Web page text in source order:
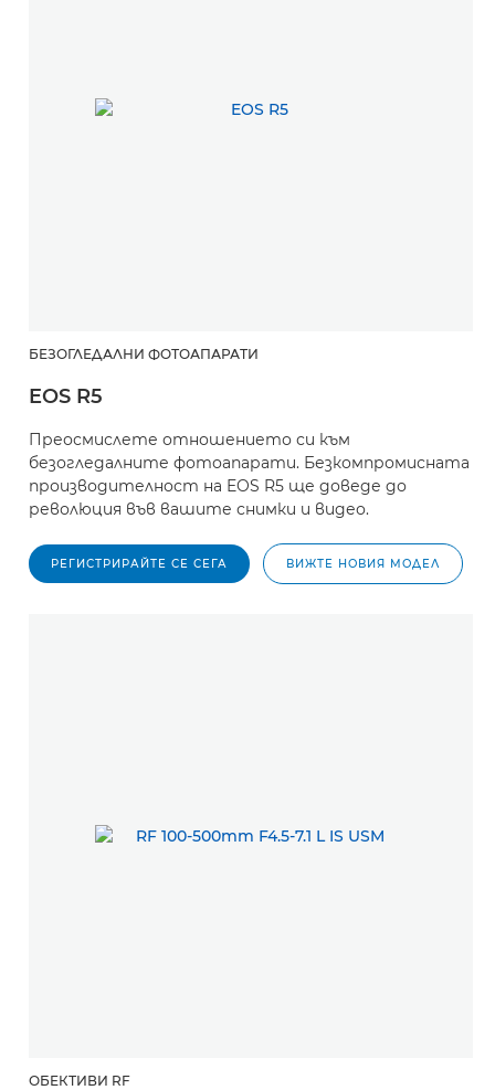
БЕЗОГЛЕДАЛНИ ФОТОАПАРАТИ
EOS R5
Преосмислете отношението си към
безогледалните фотоапарати. Безкомпромисната
производителност на EOS R5 ще доведе до
революция във вашите снимки и видео.
РЕГИСТРИРАЙТЕ СЕ СЕГА ВИЖТЕ НОВИЯ МОДЕЛ
ОБЕКТИВИ RF